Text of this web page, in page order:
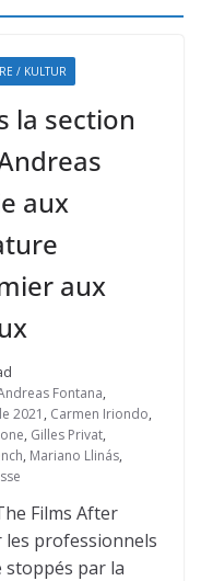
/ KULTUR
la section
aux
aux
Fontana,
2021 , Carmen Iriondo,
, Gilles Privat,
, Mariano Llinás,
Films After
professionnels
par la